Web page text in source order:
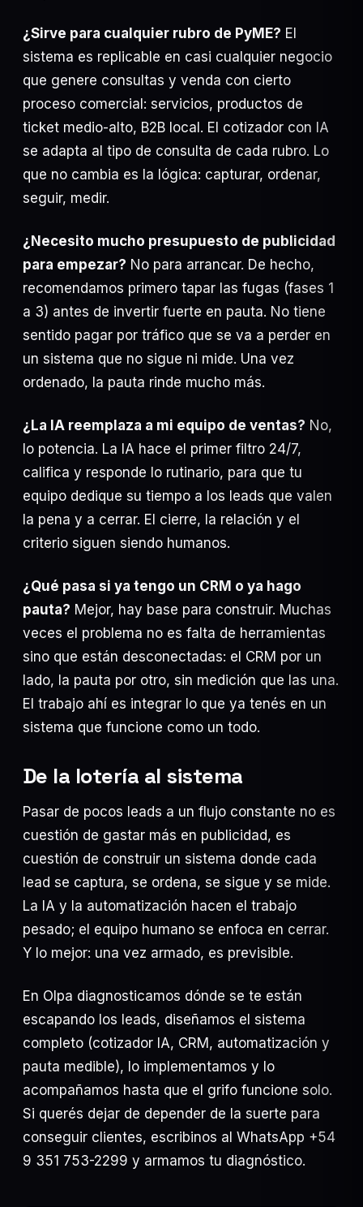
¿Sirve para cualquier rubro de PyME? El
sistema es replicable en casi cualquier negocio
que genere consultas y venda con cierto
proceso comercial: servicios, productos de
ticket medio-alto, B2B local. El cotizador con IA
se adapta al tipo de consulta de cada rubro. Lo
que no cambia es la lógica: capturar, ordenar,
seguir, medir.
¿Necesito mucho presupuesto de publicidad
para empezar? No para arrancar. De hecho,
recomendamos primero tapar las fugas (fases 1
a 3) antes de invertir fuerte en pauta. No tiene
sentido pagar por tráfico que se va a perder en
un sistema que no sigue ni mide. Una vez
ordenado, la pauta rinde mucho más.
¿La IA reemplaza a mi equipo de ventas? No,
lo potencia. La IA hace el primer filtro 24/7,
califica y responde lo rutinario, para que tu
equipo dedique su tiempo a los leads que valen
la pena y a cerrar. El cierre, la relación y el
criterio siguen siendo humanos.
¿Qué pasa si ya tengo un CRM o ya hago
pauta? Mejor, hay base para construir. Muchas
veces el problema no es falta de herramientas
sino que están desconectadas: el CRM por un
lado, la pauta por otro, sin medición que las una.
El trabajo ahí es integrar lo que ya tenés en un
sistema que funcione como un todo.
De la lotería al sistema
Pasar de pocos leads a un flujo constante no es
cuestión de gastar más en publicidad, es
cuestión de construir un sistema donde cada
lead se captura, se ordena, se sigue y se mide.
La IA y la automatización hacen el trabajo
pesado; el equipo humano se enfoca en cerrar.
Y lo mejor: una vez armado, es previsible.
En Olpa diagnosticamos dónde se te están
escapando los leads, diseñamos el sistema
completo (cotizador IA, CRM, automatización y
pauta medible), lo implementamos y lo
acompañamos hasta que el grifo funcione solo.
Si querés dejar de depender de la suerte para
conseguir clientes, escribinos al WhatsApp +54
9 351 753-2299 y armamos tu diagnóstico.